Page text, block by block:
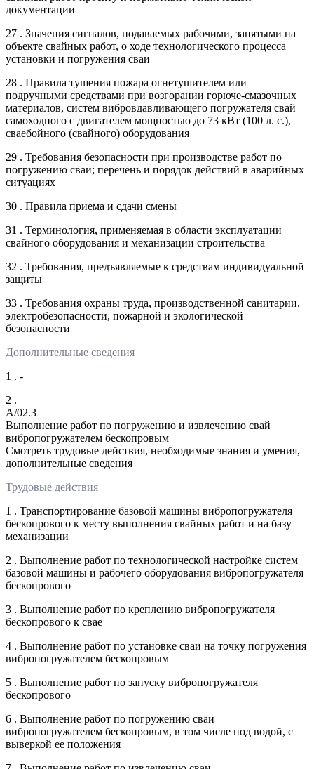
документации
27 . Значения сигналов, подаваемых рабочими, занятыми на
объекте свайных работ, о ходе технологического процесса
установки и погружения сваи
28 . Правила тушения пожара огнетушителем или
подручными средствами при возгорании горюче-смазочных
материалов, систем вибровдавливающего погружателя свай
самоходного с двигателем мощностью до 73 кВт (100 л. с.),
сваебойного (свайного) оборудования
29 . Требования безопасности при производстве работ по
погружению сваи; перечень и порядок действий в аварийных
ситуациях
30 . Правила приема и сдачи смены
31 . Терминология, применяемая в области эксплуатации
свайного оборудования и механизации строительства
32 . Требования, предъявляемые к средствам индивидуальной
защиты
33 . Требования охраны труда, производственной санитарии,
электробезопасности, пожарной и экологической
безопасности
Дополнительные сведения
1 . -
2 .
A/02.3
Выполнение работ по погружению и извлечению свай
вибропогружателем бескопровым
Смотреть трудовые действия, необходимые знания и умения,
дополнительные сведения
Трудовые действия
1 . Транспортирование базовой машины вибропогружателя
бескопрового к месту выполнения свайных работ и на базу
механизации
2 . Выполнение работ по технологической настройке систем
базовой машины и рабочего оборудования вибропогружателя
бескопрового
3 . Выполнение работ по креплению вибропогружателя
бескопрового к свае
4 . Выполнение работ по установке сваи на точку погружения
вибропогружателем бескопровым
5 . Выполнение работ по запуску вибропогружателя
бескопрового
6 . Выполнение работ по погружению сваи
вибропогружателем бескопровым, в том числе под водой, с
выверкой ее положения